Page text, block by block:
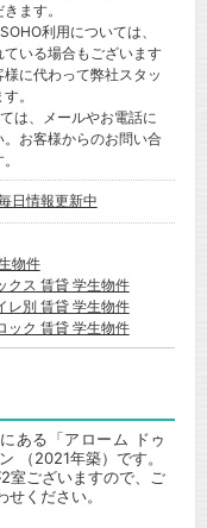
ます。
利用については、
いる場合もございます
に代わって弊社スタッ
。
は、メールやお電話に
お客様からのお問い合
日情報更新中
物件
クス 賃貸 学生物件
レ別 賃貸 学生物件
ック 賃貸 学生物件
ある「アローム ドゥ
（2021年築）です。
室ございますので、ご
ください。